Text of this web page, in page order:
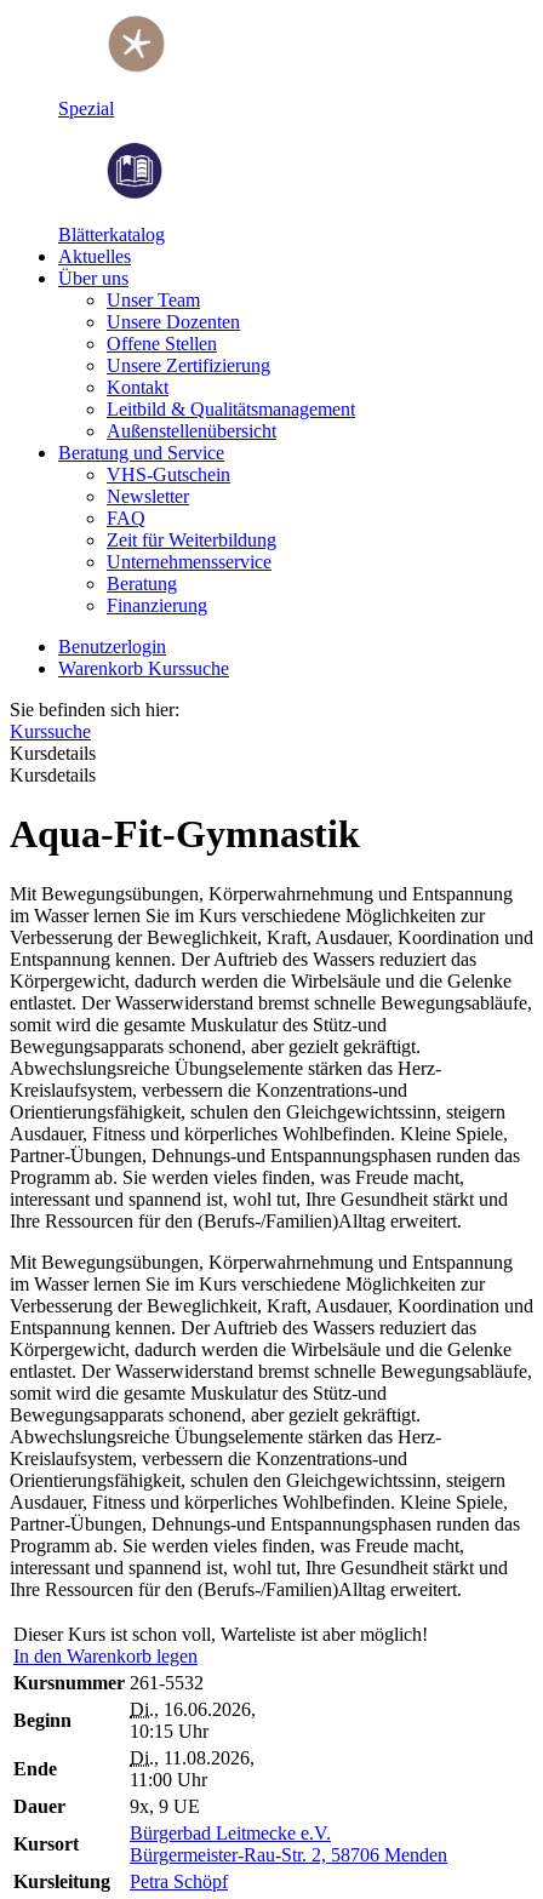
Spezial
Blätterkatalog
Aktuelles
Über uns
Unser Team
Unsere Dozenten
Offene Stellen
Unsere Zertifizierung
Kontakt
Leitbild & Qualitätsmanagement
Außenstellenübersicht
Beratung und Service
VHS-Gutschein
Newsletter
FAQ
Zeit für Weiterbildung
Unternehmensservice
Beratung
Finanzierung
Benutzerlogin
Warenkorb Kurssuche
Sie befinden sich hier:
Kurssuche
Kursdetails
Kursdetails
Aqua-Fit-Gymnastik
Mit Bewegungsübungen, Körperwahrnehmung und Entspannung
im Wasser lernen Sie im Kurs verschiedene Möglichkeiten zur
Verbesserung der Beweglichkeit, Kraft, Ausdauer, Koordination und
Entspannung kennen. Der Auftrieb des Wassers reduziert das
Körpergewicht, dadurch werden die Wirbelsäule und die Gelenke
entlastet. Der Wasserwiderstand bremst schnelle Bewegungsabläufe,
somit wird die gesamte Muskulatur des Stütz-und
Bewegungsapparats schonend, aber gezielt gekräftigt.
Abwechslungsreiche Übungselemente stärken das Herz-
Kreislaufsystem, verbessern die Konzentrations-und
Orientierungsfähigkeit, schulen den Gleichgewichtssinn, steigern
Ausdauer, Fitness und körperliches Wohlbefinden. Kleine Spiele,
Partner-Übungen, Dehnungs-und Entspannungsphasen runden das
Programm ab. Sie werden vieles finden, was Freude macht,
interessant und spannend ist, wohl tut, Ihre Gesundheit stärkt und
Ihre Ressourcen für den (Berufs-/Familien)Alltag erweitert.
Mit Bewegungsübungen, Körperwahrnehmung und Entspannung
im Wasser lernen Sie im Kurs verschiedene Möglichkeiten zur
Verbesserung der Beweglichkeit, Kraft, Ausdauer, Koordination und
Entspannung kennen. Der Auftrieb des Wassers reduziert das
Körpergewicht, dadurch werden die Wirbelsäule und die Gelenke
entlastet. Der Wasserwiderstand bremst schnelle Bewegungsabläufe,
somit wird die gesamte Muskulatur des Stütz-und
Bewegungsapparats schonend, aber gezielt gekräftigt.
Abwechslungsreiche Übungselemente stärken das Herz-
Kreislaufsystem, verbessern die Konzentrations-und
Orientierungsfähigkeit, schulen den Gleichgewichtssinn, steigern
Ausdauer, Fitness und körperliches Wohlbefinden. Kleine Spiele,
Partner-Übungen, Dehnungs-und Entspannungsphasen runden das
Programm ab. Sie werden vieles finden, was Freude macht,
interessant und spannend ist, wohl tut, Ihre Gesundheit stärkt und
Ihre Ressourcen für den (Berufs-/Familien)Alltag erweitert.
Dieser Kurs ist schon voll, Warteliste ist aber möglich!
In den Warenkorb legen
Kursnummer 261-5532
Beginn
Di., 16.06.2026,
10:15 Uhr
Ende
Di., 11.08.2026,
11:00 Uhr
Dauer
9x, 9 UE
Kursort
Bürgerbad Leitmecke e.V.
Bürgermeister-Rau-Str. 2, 58706 Menden
Kursleitung
Petra Schöpf